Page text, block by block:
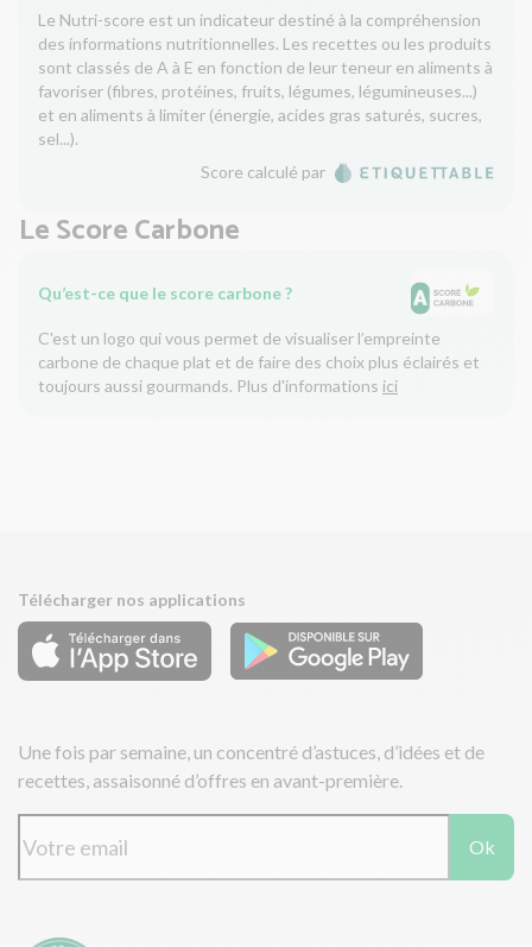
Le Nutri-score est un indicateur destiné à la compréhension
des informations nutritionnelles. Les recettes ou les produits
sont classés de A à E en fonction de leur teneur en aliments à
favoriser (fibres, protéines, fruits, légumes, légumineuses...)
et en aliments à limiter (énergie, acides gras saturés, sucres,
sel...).
Score calculé par
Le Score Carbone
Qu’est-ce que le score carbone ?
C'est un logo qui vous permet de visualiser l’empreinte
carbone de chaque plat et de faire des choix plus éclairés et
toujours aussi gourmands. Plus d'informations ici
Télécharger nos applications
Une fois par semaine, un concentré d’astuces, d’idées et de
recettes, assaisonné d’offres en avant-première.
Ok